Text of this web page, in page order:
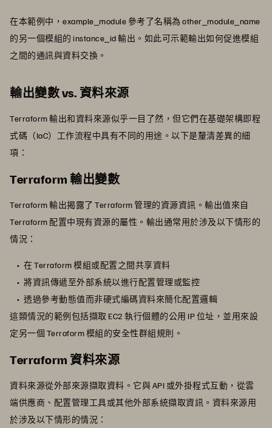
在本範例中，example_module 參考了名稱為 other_module_name
的另一個模組的 instance_id 輸出。如此可示範輸出如何促進模組
之間的通訊與資料交換。
輸出變數 vs. 資料來源
Terraform 輸出和資料來源似乎一目了然，但它們在基礎架構即程
式碼（IaC）工作流程中具有不同的用途。以下是釐清差異的細
項：
Terraform 輸出變數
Terraform 輸出揭露了 Terraform 管理的資源資訊。輸出值來自
Terraform 配置中現有資源的屬性。輸出通常用於涉及以下情形的
情況：
在 Terraform 模組或配置之間共享資料
將資訊傳遞至外部系統以進行配置管理或監控
透過參考動態值而非硬式編碼資料來簡化配置邏輯
這類情況的範例包括擷取 EC2 執行個體的公用 IP 位址，並用來設
定另一個 Terraform 模組的安全性群組規則。
Terraform 資料來源
資料來源從外部來源擷取資料。它與 API 或外掛程式互動，從雲
端供應商、配置管理工具或其他外部系統擷取資訊。資料來源用
於涉及以下情形的情況：